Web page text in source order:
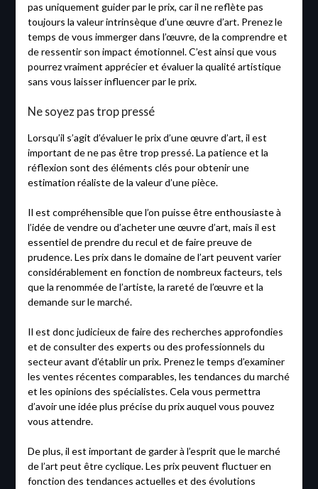
pas uniquement guider par le prix, car il ne reflète pas
toujours la valeur intrinsèque d’une œuvre d’art. Prenez le
temps de vous immerger dans l’œuvre, de la comprendre et
de ressentir son impact émotionnel. C’est ainsi que vous
pourrez vraiment apprécier et évaluer la qualité artistique
sans vous laisser influencer par le prix.
Ne soyez pas trop pressé
Lorsqu’il s’agit d’évaluer le prix d’une œuvre d’art, il est
important de ne pas être trop pressé. La patience et la
réflexion sont des éléments clés pour obtenir une
estimation réaliste de la valeur d’une pièce.
Il est compréhensible que l’on puisse être enthousiaste à
l’idée de vendre ou d’acheter une œuvre d’art, mais il est
essentiel de prendre du recul et de faire preuve de
prudence. Les prix dans le domaine de l’art peuvent varier
considérablement en fonction de nombreux facteurs, tels
que la renommée de l’artiste, la rareté de l’œuvre et la
demande sur le marché.
Il est donc judicieux de faire des recherches approfondies
et de consulter des experts ou des professionnels du
secteur avant d’établir un prix. Prenez le temps d’examiner
les ventes récentes comparables, les tendances du marché
et les opinions des spécialistes. Cela vous permettra
d’avoir une idée plus précise du prix auquel vous pouvez
vous attendre.
De plus, il est important de garder à l’esprit que le marché
de l’art peut être cyclique. Les prix peuvent fluctuer en
fonction des tendances actuelles et des évolutions